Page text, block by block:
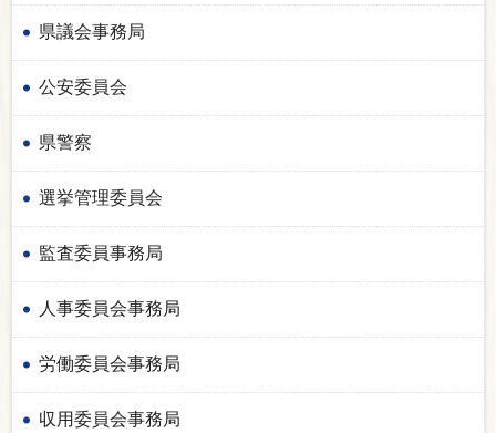
県議会事務局
公安委員会
県警察
選挙管理委員会
監査委員事務局
人事委員会事務局
労働委員会事務局
収用委員会事務局